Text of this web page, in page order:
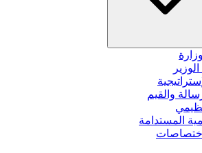
والقيم
المستدامة